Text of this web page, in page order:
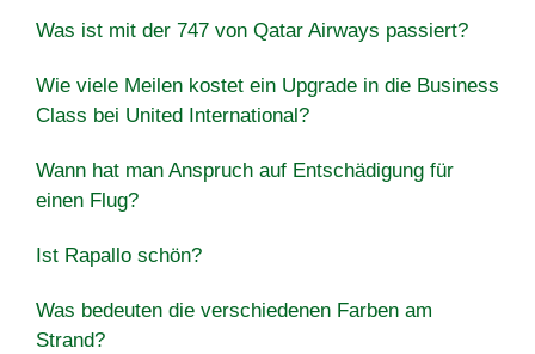
Was ist mit der 747 von Qatar Airways passiert?
Wie viele Meilen kostet ein Upgrade in die Business
Class bei United International?
Wann hat man Anspruch auf Entschädigung für
einen Flug?
Ist Rapallo schön?
Was bedeuten die verschiedenen Farben am
Strand?